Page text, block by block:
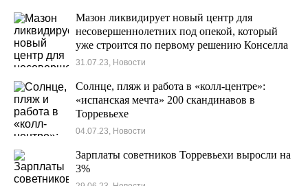
Мазон ликвидирует новый центр для
несовершеннолетних под опекой, который
уже строится по первому решению Конселла
в Торревьехе.
31.07.23, Новости
Солнце, пляж и работа в «колл-центре»:
«испанская мечта» 200 скандинавов в
Торревьехе
04.07.23, Новости
Зарплаты советников Торревьехи выросли на
3%